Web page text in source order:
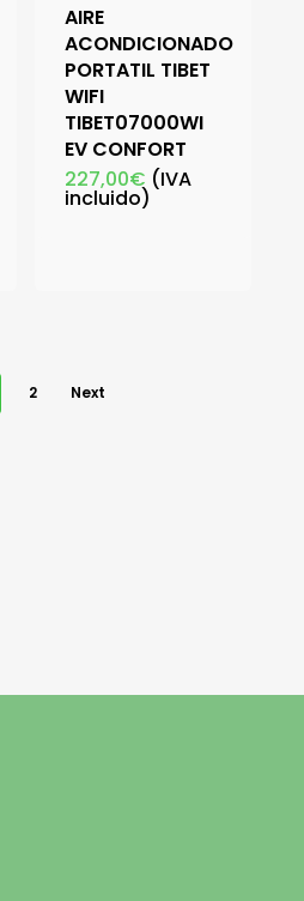
AIRE
ACONDICIONADO
PORTATIL TIBET
WIFI
TIBET07000WI
EV CONFORT
227,00€ (IVA
incluido)
2 Next